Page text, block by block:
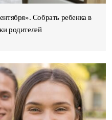
Собрать ребенка в
родителей